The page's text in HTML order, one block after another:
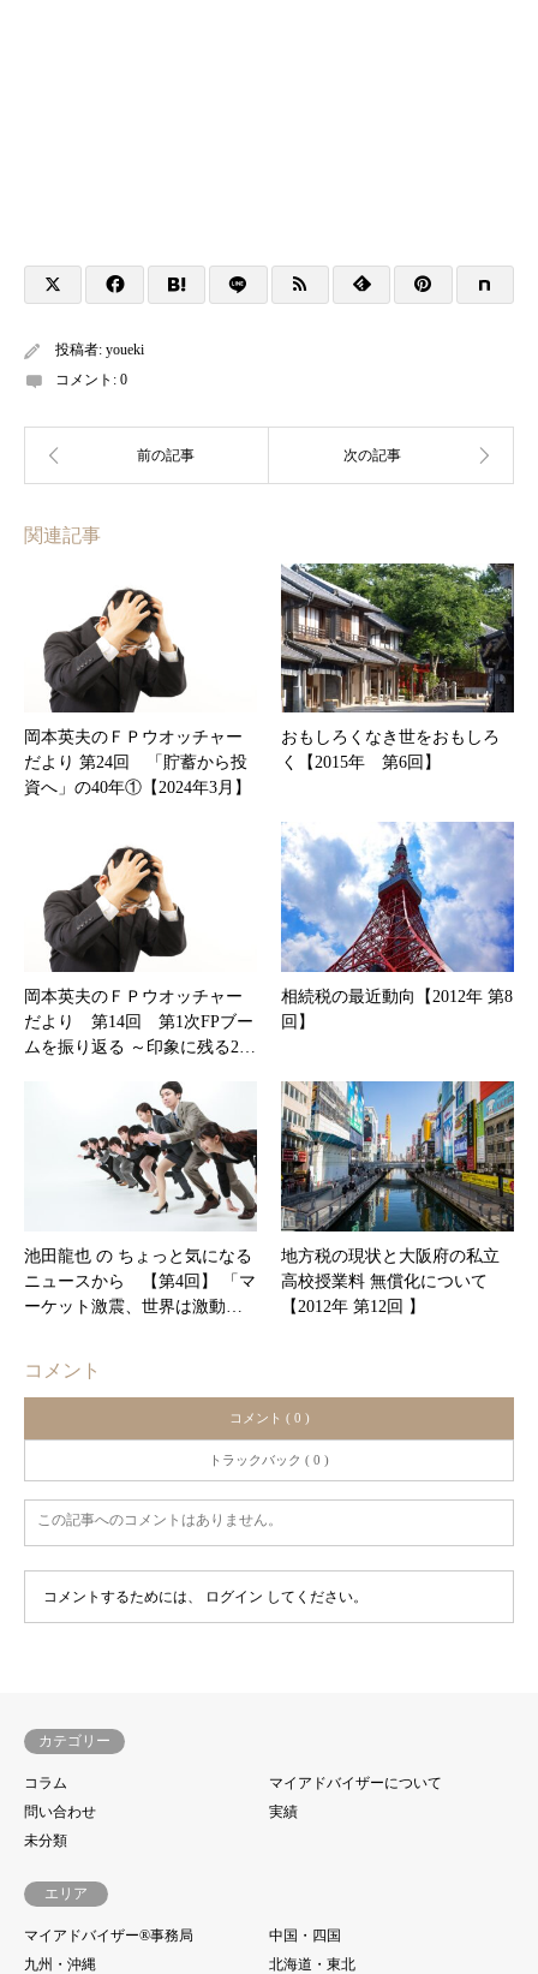
投稿者: youeki
コメント: 0
関連記事
岡本英夫のＦＰウオッチャー
だより 第24回 「貯蓄から投
資へ」の40年①【2024年3月】
おもしろくなき世をおもしろ
く【2015年 第6回】
岡本英夫のＦＰウオッチャー
だより 第14回 第1次FPブー
ムを振り返る ～印象に残る2…
相続税の最近動向【2012年 第8
回】
池田龍也 の ちょっと気になる
ニュースから 【第4回】 「マ
ーケット激震、世界は激動…
地方税の現状と大阪府の私立
高校授業料 無償化について
【2012年 第12回 】
コメント
コメント ( 0 )
トラックバック ( 0 )
この記事へのコメントはありません。
コメントするためには、 ログイン してください。
カテゴリー
コラム
マイアドバイザーについて
問い合わせ
実績
未分類
エリア
マイアドバイザー®事務局
中国・四国
九州・沖縄
北海道・東北